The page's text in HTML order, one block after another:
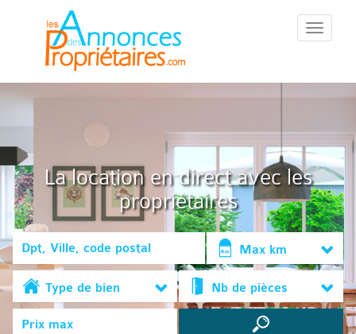
::Menu::
La location en direct avec les
propriétaires
Max km
Type de bien Nb de pièces